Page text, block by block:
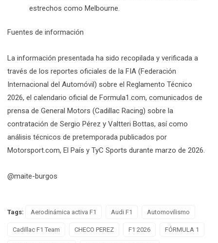
estrechos como Melbourne.
Fuentes de información
La información presentada ha sido recopilada y verificada a
través de los reportes oficiales de la FIA (Federación
Internacional del Automóvil) sobre el Reglamento Técnico
2026, el calendario oficial de Formula1.com, comunicados de
prensa de General Motors (Cadillac Racing) sobre la
contratación de Sergio Pérez y Valtteri Bottas, así como
análisis técnicos de pretemporada publicados por
Motorsport.com, El País y TyC Sports durante marzo de 2026.
@maite-burgos
Tags: Aerodinámica activa F1 Audi F1 Automovilismo
Cadillac F1 Team CHECO PEREZ F1 2026 FÓRMULA 1